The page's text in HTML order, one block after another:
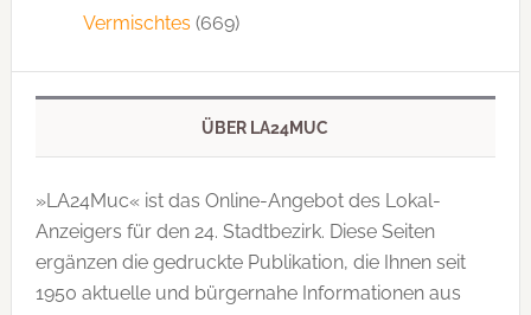
Vermischtes (669)
ÜBER LA24MUC
»LA24Muc« ist das Online-Angebot des Lokal-
Anzeigers für den 24. Stadtbezirk. Diese Seiten
ergänzen die gedruckte Publi­kation, die Ihnen seit
1950 aktuelle und bürgernahe Informationen aus